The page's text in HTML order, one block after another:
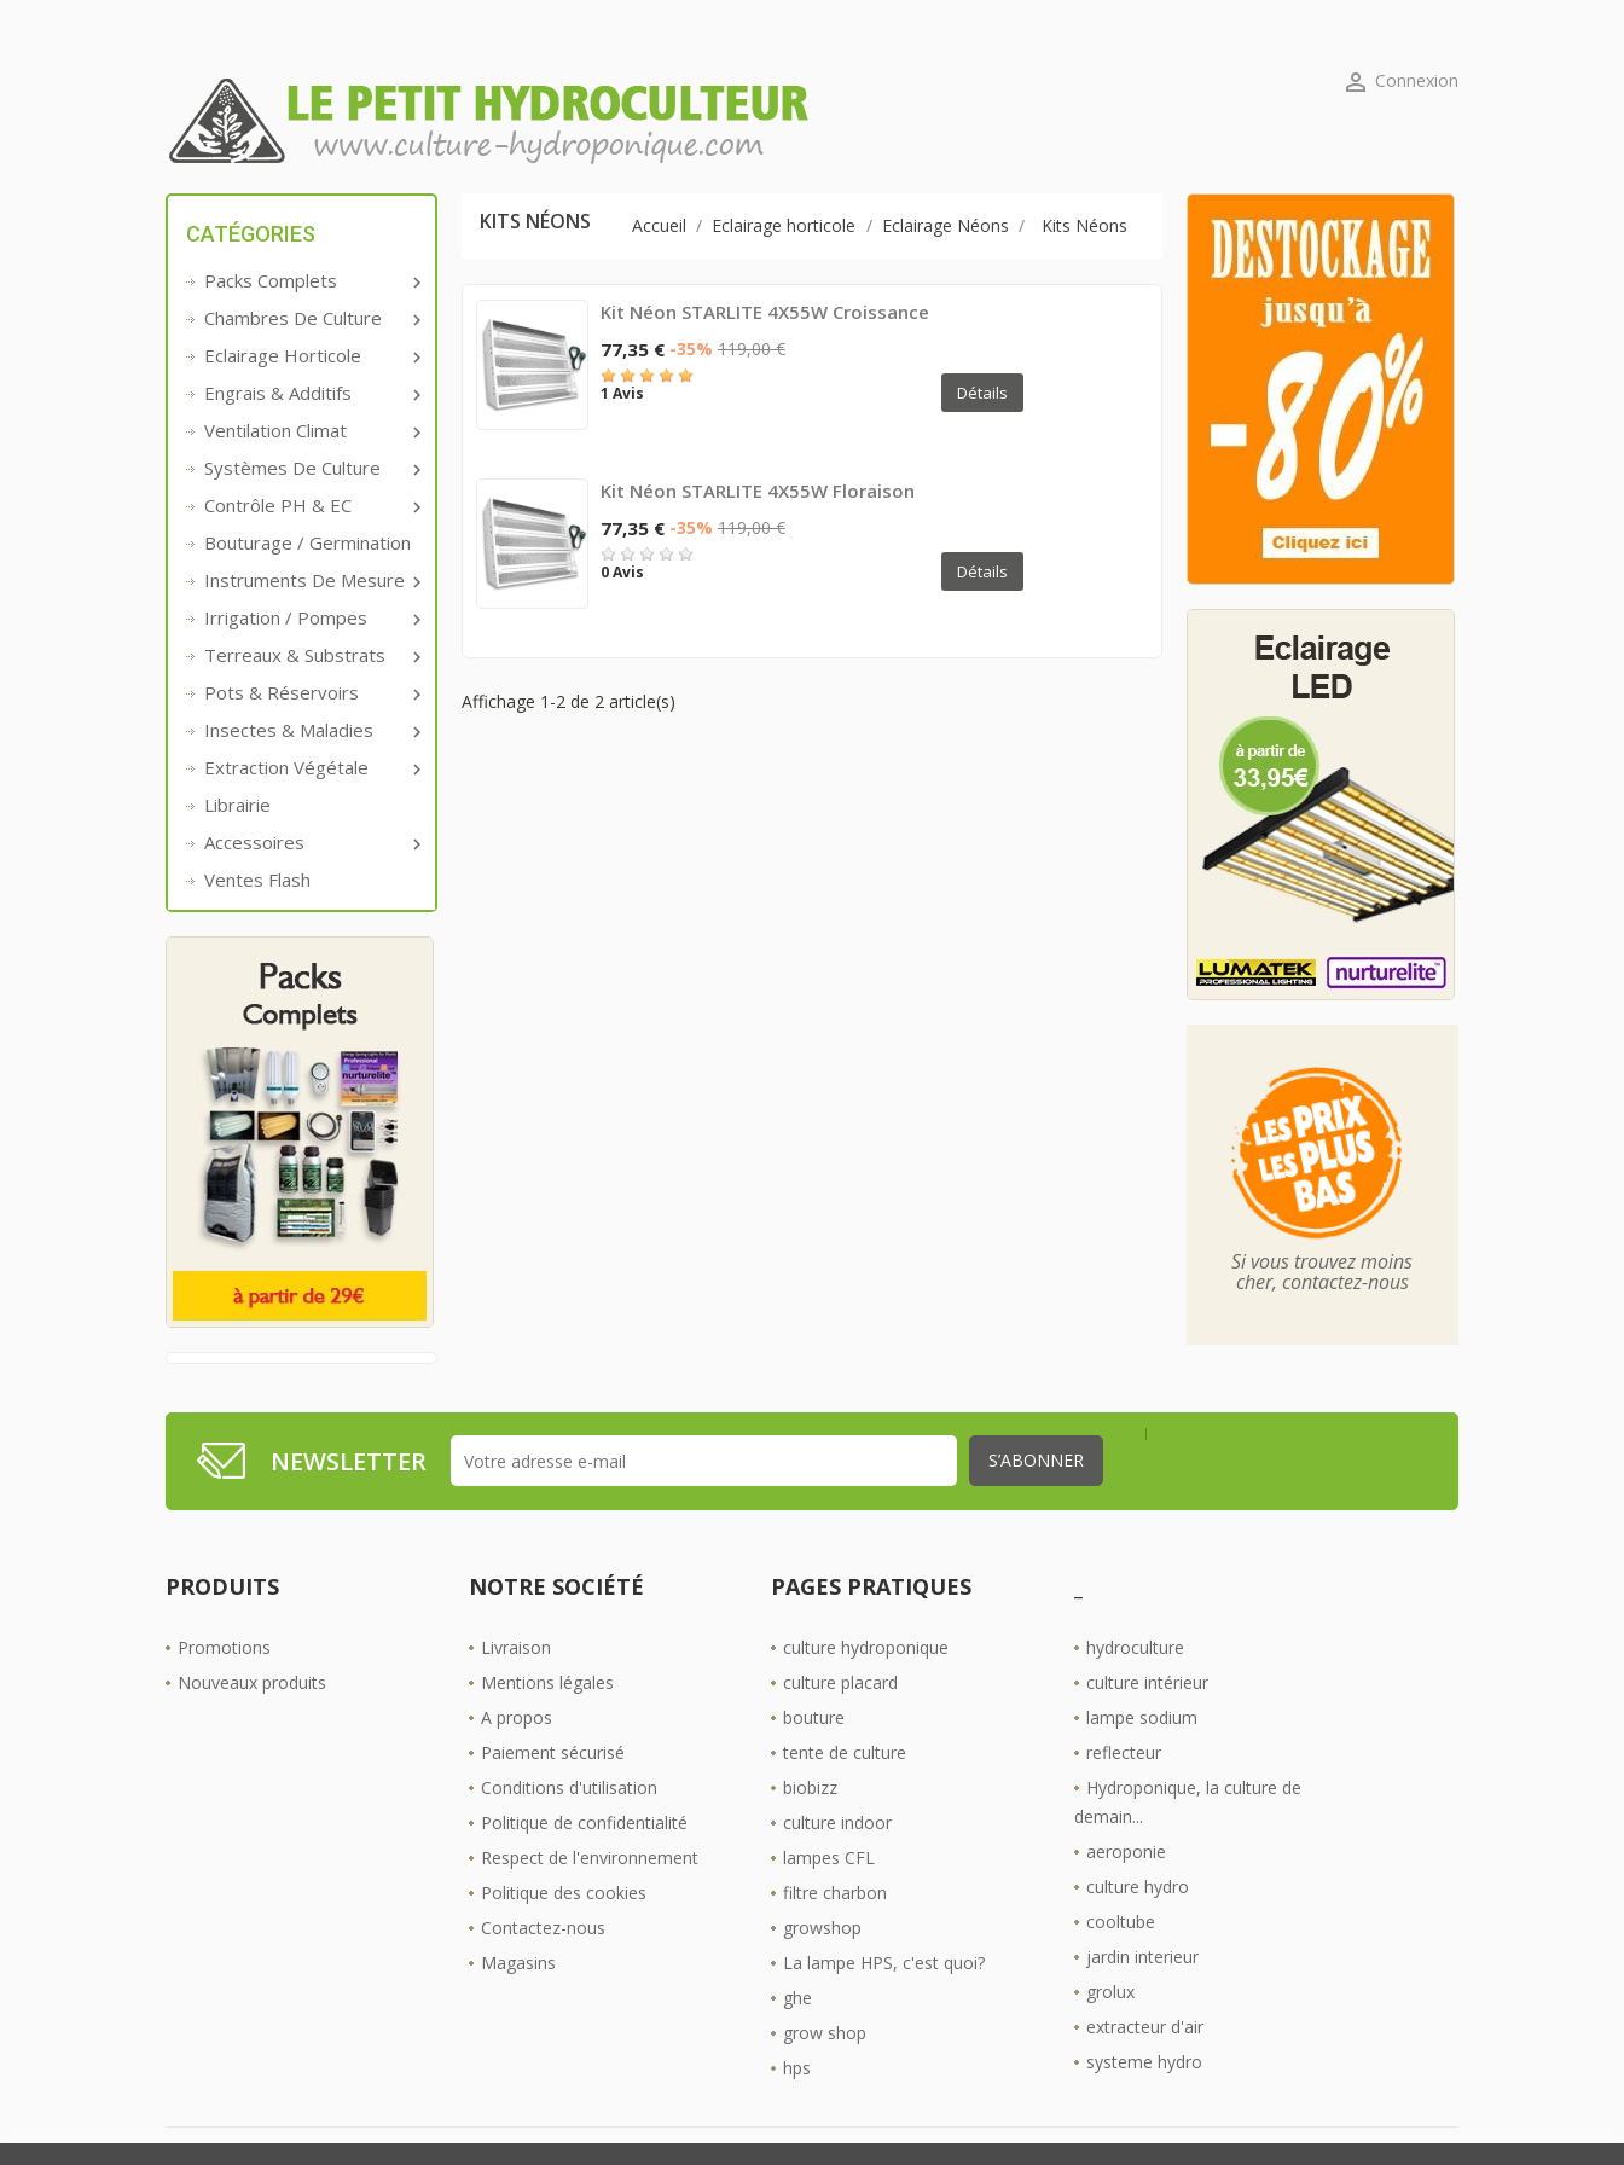
 Connexion
CATÉGORIES

Packs Complets

Chambres De Culture

Eclairage Horticole

Engrais & Additifs

Ventilation Climat

Systèmes De Culture

Contrôle PH & EC
Bouturage / Germination

Instruments De Mesure

Irrigation / Pompes

Terreaux & Substrats

Pots & Réservoirs

Insectes & Maladies

Extraction Végétale
Librairie

Accessoires
Ventes Flash
KITS NÉONS Accueil Eclairage horticole Eclairage Néons Kits Néons
Kit Néon STARLITE 4X55W Croissance
77,35 € -35% 119,00 €
1 Avis Détails
Kit Néon STARLITE 4X55W Floraison
77,35 € -35% 119,00 €
0 Avis Détails
Affichage 1-2 de 2 article(s)
Si vous trouvez moins
cher, contactez-nous
NEWSLETTER
PRODUITS
Promotions
Nouveaux produits
NOTRE SOCIÉTÉ
Livraison
Mentions légales
A propos
Paiement sécurisé
Conditions d'utilisation
Politique de confidentialité
Respect de l'environnement
Politique des cookies
Contactez-nous
Magasins
PAGES PRATIQUES
culture hydroponique
culture placard
bouture
tente de culture
biobizz
culture indoor
lampes CFL
filtre charbon
growshop
La lampe HPS, c'est quoi?
ghe
grow shop
hps
hydroculture
culture intérieur
lampe sodium
reflecteur
Hydroponique, la culture de
demain...
aeroponie
culture hydro
cooltube
jardin interieur
grolux
extracteur d'air
systeme hydro